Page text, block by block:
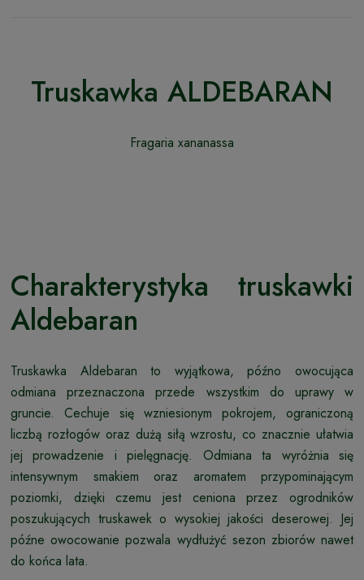
Truskawka ALDEBARAN
Fragaria xananassa
Charakterystyka truskawki
Aldebaran
Truskawka Aldebaran to wyjątkowa, późno owocująca
odmiana przeznaczona przede wszystkim do uprawy w
gruncie. Cechuje się wzniesionym pokrojem, ograniczoną
liczbą rozłogów oraz dużą siłą wzrostu, co znacznie ułatwia
jej prowadzenie i pielęgnację. Odmiana ta wyróżnia się
intensywnym smakiem oraz aromatem przypominającym
poziomki, dzięki czemu jest ceniona przez ogrodników
poszukujących truskawek o wysokiej jakości deserowej. Jej
późne owocowanie pozwala wydłużyć sezon zbiorów nawet
do końca lata.